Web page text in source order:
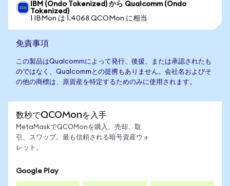
IBM (Ondo Tokenized) から Qualcomm (Ondo
Tokenized)
1 IBMon は 1.4068 QCOMon に相当
免責事項
この製品はQualcommによって発行、後援、または承認されたも
のではなく、Qualcommとの提携もありません。会社名およびそ
の他の商標は、原資産を特定するためのみに使用されます。
数秒でQCOMonを入手
MetaMaskでQCOMonを購入、売却、取
引、スワップ。最も信頼される暗号資産ウォ
レット。
Google Play